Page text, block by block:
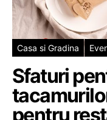
Casa si Gradina
Sfaturi
pentru